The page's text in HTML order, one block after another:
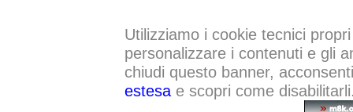
Utilizziamo i cookie tecnici
personalizzare i contenuti e gli
chiudi questo banner,
estesae scopri come